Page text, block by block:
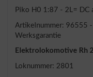
Piko H0 1:87 - 2L= DC
Artikelnummer: 96555
Werksgarantie
Elektrolokomotive Rh
Loknummer: 2801